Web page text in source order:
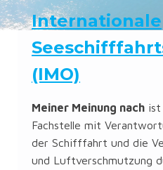
Internationale
(IMO)
Meiner Meinung nach ist
Fachstelle mit
der Schifffahrt und die
und Luftverschmutzung